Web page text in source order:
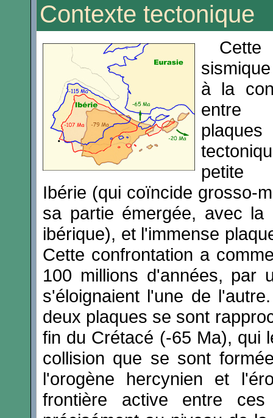
Contexte tectonique
à la
plaques
petite
Ibérie (qui coïncide grosso-
sa partie émergée, avec la
ibérique), et l'immense
Cette confrontation a
100 millions d'années, par
s'éloignaient l'une de
deux plaques se sont
fin du Crétacé (-65 Ma), qui
collision que se sont
l'orogène hercynien et
frontière active entre